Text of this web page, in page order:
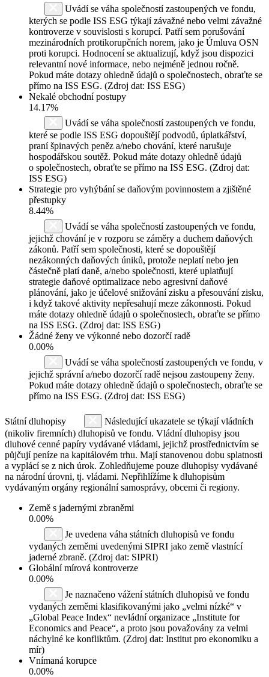
Uvádí se váha společností zastoupených ve fondu,
kterých se podle ISS ESG týkají závažné nebo velmi závažné
kontroverze v souvislosti s korupcí. Patří sem porušování
mezinárodních protikorupčních norem, jako je Úmluva OSN
proti korupci. Hodnocení se aktualizují, když jsou dispozici
relevantní nové informace, nebo nejméně jednou ročně.
Pokud máte dotazy ohledně údajů o společnostech, obraťte se
přímo na ISS ESG. (Zdroj dat: ISS ESG)
Nekalé obchodní postupy
14.17%
Uvádí se váha společností zastoupených ve fondu,
které se podle ISS ESG dopouštějí podvodů, úplatkářství,
praní špinavých peněz a/nebo chování, které narušuje
hospodářskou soutěž. Pokud máte dotazy ohledně údajů
o společnostech, obraťte se přímo na ISS ESG. (Zdroj dat:
ISS ESG)
Strategie pro vyhýbání se daňovým povinnostem a zjištěné
přestupky
8.44%
Uvádí se váha společností zastoupených ve fondu,
jejichž chování je v rozporu se záměry a duchem daňových
zákonů. Patří sem společnosti, které se dopouštějí
nezákonných daňových úniků, protože neplatí nebo jen
částečně platí daně, a/nebo společnosti, které uplatňují
strategie daňové optimalizace nebo agresivní daňové
plánování, jako je účelové snižování zisku a přesouvání zisku,
i když takové aktivity nepřesahují meze zákonnosti. Pokud
máte dotazy ohledně údajů o společnostech, obraťte se přímo
na ISS ESG. (Zdroj dat: ISS ESG)
Žádné ženy ve výkonné nebo dozorčí radě
0.00%
Uvádí se váha společností zastoupených ve fondu, v
jejichž správní a/nebo dozorčí radě nejsou zastoupeny ženy.
Pokud máte dotazy ohledně údajů o společnostech, obraťte se
přímo na ISS ESG. (Zdroj dat: ISS ESG)
Státní dluhopisy
Následující ukazatele se týkají vládních
(nikoliv firemních) dluhopisů ve fondu. Vládní dluhopisy jsou
dluhové cenné papíry vydávané vládami, jejichž prostřednictvím se
půjčují peníze na kapitálovém trhu. Mají stanovenou dobu splatnosti
a vyplácí se z nich úrok. Zohledňujeme pouze dluhopisy vydávané
na národní úrovni, tj. vládami. Nepřihlížíme k dluhopisům
vydávaným orgány regionální samosprávy, obcemi či regiony.
Země s jadernými zbraněmi
0.00%
Je uvedena váha státních dluhopisů ve fondu
vydaných zeměmi uvedenými SIPRI jako země vlastnící
jaderné zbraně. (Zdroj dat: SIPRI)
Globální mírová kontroverze
0.00%
Je naznačeno vážení státních dluhopisů ve fondu
vydaných zeměmi klasifikovanými jako „velmi nízké“ v
„Global Peace Index“ nevládní organizace „Institute for
Economics and Peace“, a proto jsou považovány za velmi
náchylné ke konfliktům. (Zdroj dat: Institut pro ekonomiku a
mír)
Vnímaná korupce
0.00%